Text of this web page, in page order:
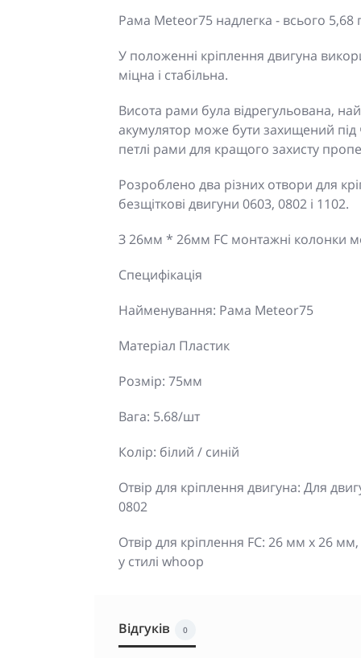
Рама Meteor75 надлегка - всього 5,68
У положенні кріплення двигуна
міцна і стабільна.
Висота рами була відрегульована,
акумулятор може бути захищений
петлі рами для кращого захисту
Розроблено два різних отвори для
безщіткові двигуни 0603, 0802 і 1102.
З 26мм * 26мм FC монтажні колонки
Специфікація
Найменування: Рама Meteor75
Матеріал Пластик
Розмір: 75мм
Вага: 5.68/шт
Колір: білий / синій
Отвір для кріплення двигуна: Для
0802
Отвір для кріплення FC: 26 мм x 26
у стилі whoop
Відгуків 0